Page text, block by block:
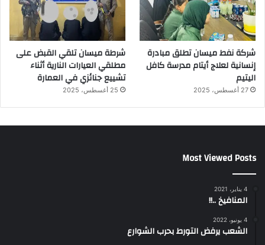
شركة نفط ميسان تطلق مبادرة
إنسانية لعلاج أيتام مدرسة كافل
اليتيم
27 أغسطس، 2025
شرطة ميسان تلقي القبض على
مطلقي العيارات النارية أثناء
تشييع جنائزي في العمارة
25 أغسطس، 2025
Most Viewed Posts
4 يناير، 2021
المنافيخ ..!!
4 يونيو، 2022
الشعب يرفض التورط بحرب الشوارع